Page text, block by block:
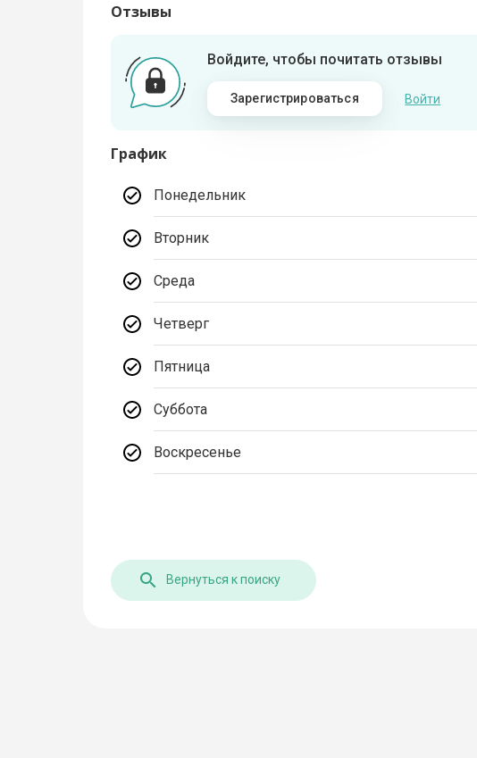
Отзывы
Войдите, чтобы почитать отзывы
Зарегистрироваться Войти
График
Понедельник
Вторник
Среда
Четверг
Пятница
Суббота
Воскресенье
Вернуться к поиску